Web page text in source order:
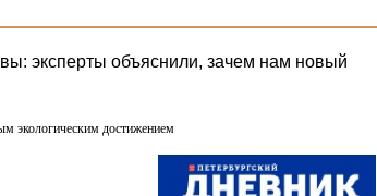
эксперты объяснили, зачем нам новый
экологическим достижением